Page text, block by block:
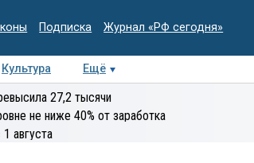
Подписка Журнал «РФ сегодня»
Культура Ещё
Колумнисты
экспертиза
27,2 тысячи
не ниже 40% от заработка
августа